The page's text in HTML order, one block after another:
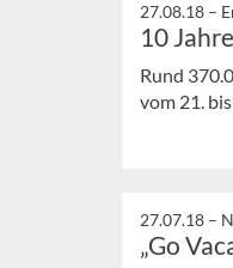
27.08.18 –
10
Rund
vom 21.
27.07.18 –
„Go